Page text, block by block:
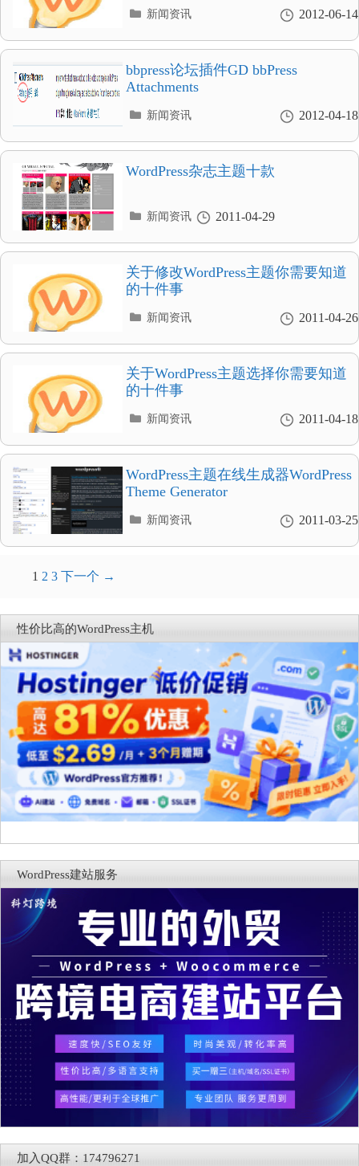
2012-06-14
分
新闻资讯
bbpress论坛插件GD bbPress
Attachments
2012-04-18
分
录
新闻资讯
WordPress杂志主题十款
2011-04-29
分
录
新闻资讯
关于修改WordPress主题你需要知道
的十件事
2011-04-26
分
录
新闻资讯
关于WordPress主题选择你需要知道
的十件事
2011-04-18
分
录
新闻资讯
WordPress主题在线生成器WordPress
Theme Generator
2011-03-25
分
新闻资讯
文
导
航
1 2 3 下一个 →
性价比高的WordPress主机
WordPress建站服务
加入QQ群：174796271